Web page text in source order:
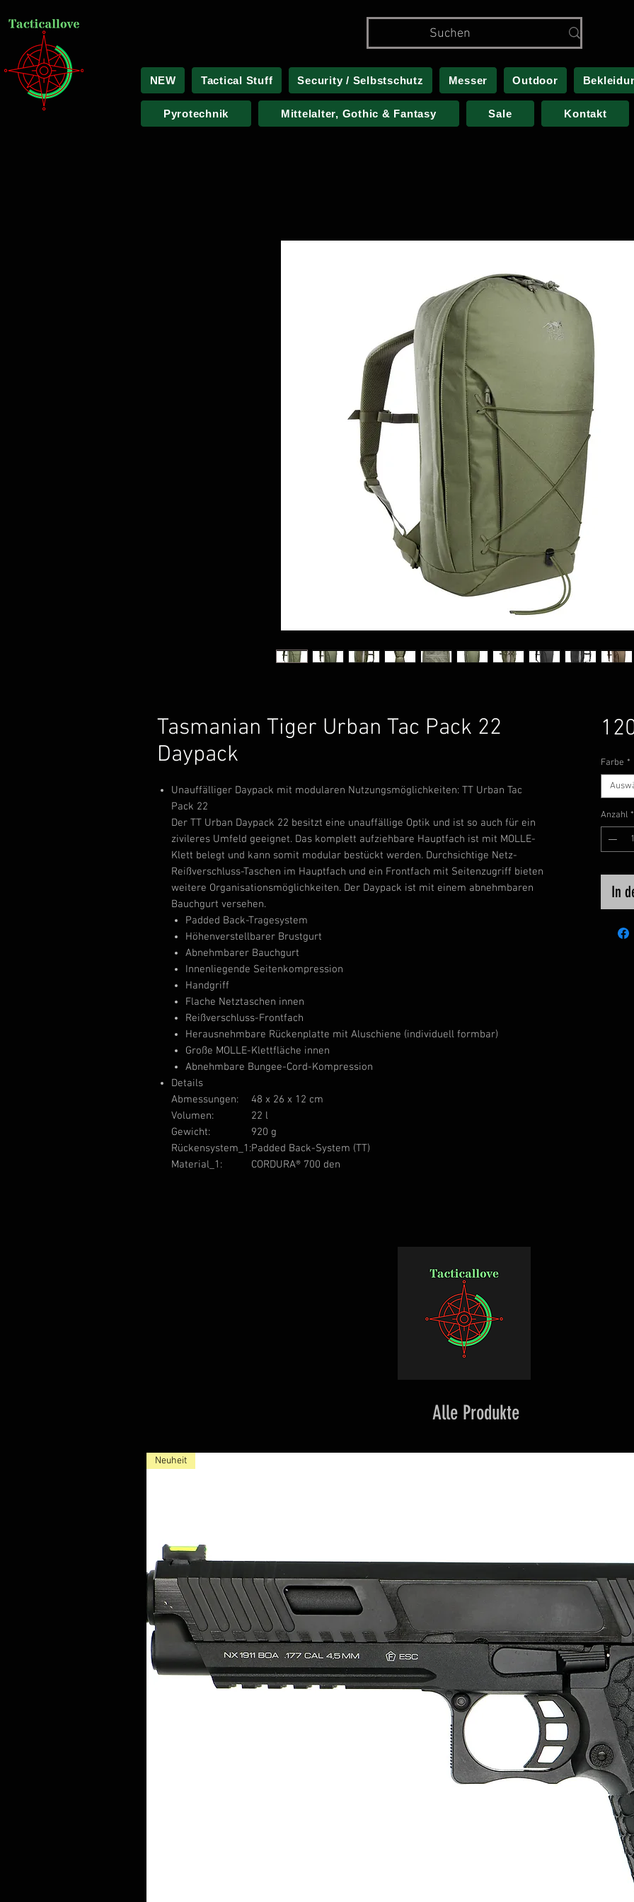
NEW Tactical Stuff Security / Selbstschutz Messer Outdoor
Pyrotechnik Mittelalter, Gothic & Fantasy Sale Kontakt
Tasmanian Tiger Urban Tac Pack 22
Daypack
Unauffälliger Daypack mit modularen Nutzungsmöglichkeiten: TT Urban Tac
Pack 22
Der TT Urban Daypack 22 besitzt eine unauffällige Optik und ist so auch für ein
zivileres Umfeld geeignet. Das komplett aufziehbare Hauptfach ist mit MOLLE-
Klett belegt und kann somit modular bestückt werden. Durchsichtige Netz-
Reißverschluss-Taschen im Hauptfach und ein Frontfach mit Seitenzugriff bieten
weitere Organisationsmöglichkeiten. Der Daypack ist mit einem abnehmbaren
Bauchgurt versehen.
Padded Back-Tragesystem
Höhenverstellbarer Brustgurt
Abnehmbarer Bauchgurt
Innenliegende Seitenkompression
Handgriff
Flache Netztaschen innen
Reißverschluss-Frontfach
Herausnehmbare Rückenplatte mit Aluschiene (individuell formbar)
Große MOLLE-Klettfläche innen
Abnehmbare Bungee-Cord-Kompression
Details
Abmessungen:
48 x 26 x 12 cm
Volumen:
22 l
Gewicht:
920 g
Rückensystem_1:Padded Back-System (TT)
Material_1:
CORDURA® 700 den
Farbe *
Anzahl *
In
Alle Produkte
Neuheit